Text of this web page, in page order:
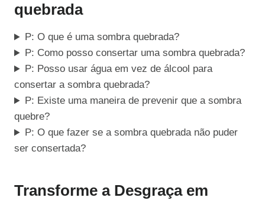
quebrada
P: O que é uma sombra quebrada?
P: Como posso consertar uma sombra quebrada?
P: Posso usar água em vez de álcool para
consertar a sombra quebrada?
P: Existe uma maneira de prevenir que a sombra
quebre?
P: O que fazer se a sombra quebrada não puder
ser consertada?
Transforme a Desgraça em